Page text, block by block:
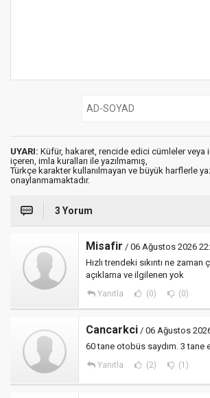
UYARI: Küfür, hakaret, rencide edici cümleler veya
içeren, imla kuralları ile yazılmamış,
Türkçe karakter kullanılmayan ve büyük harflerle
onaylanmamaktadır.
3 Yorum
Misafir / 06 Ağustos 2026
Hızlı trendeki sıkıntı ne
açıklama ve ilgilenen yok
Yanıtla (0) (0)
Cancarkci / 06 Ağustos
60 tane otobüs saydım. 3 tane
Yanıtla (2) (1)